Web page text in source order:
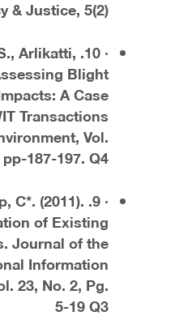
& Justice, 5(2).
S., Arlikatti,
Blight
A Case
Transactions
Vol.
187-197. Q4
C*. (2011).
of Existing
Journal of the
Information
23, No. 2, Pg.
5-19 Q3